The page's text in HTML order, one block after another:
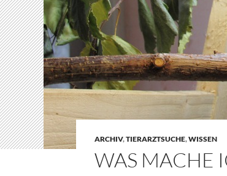
ARCHIV,TIERARZTSUCHE,WISSEN
WAS MACHE